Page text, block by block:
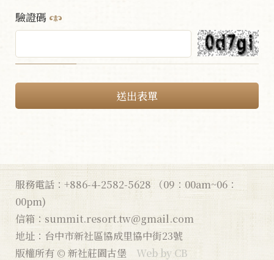
驗證碼
送出表單
服務電話：+886-4-2582-5628 （09：00am~06：
00pm)
信箱：summit.resort.tw@gmail.com
地址：台中市新社區協成里協中街23號
版權所有 © 新社莊園古堡 Web by CB